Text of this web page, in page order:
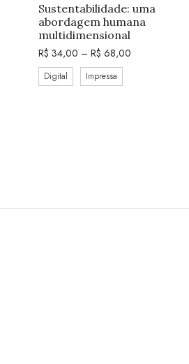
Sustentabilidade: uma
abordagem humana
multidimensional
R$ 34,00 – R$ 68,00
Digital Impressa